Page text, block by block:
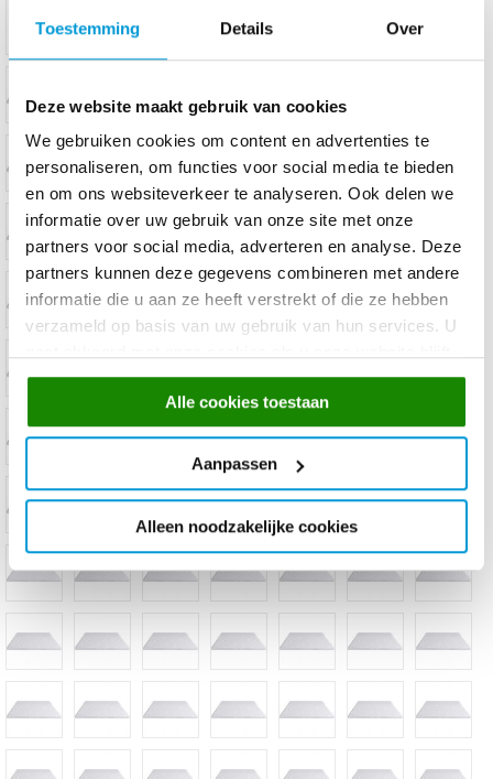
Toestemming Details Over
Deze website maakt gebruik van cookies
We gebruiken cookies om content en advertenties te
personaliseren, om functies voor social media te bieden
en om ons websiteverkeer te analyseren. Ook delen we
informatie over uw gebruik van onze site met onze
partners voor social media, adverteren en analyse. Deze
partners kunnen deze gegevens combineren met andere
informatie die u aan ze heeft verstrekt of die ze hebben
verzameld op basis van uw gebruik van hun services. U
gebruiken.
Alle cookies toestaan
Aanpassen
Alleen noodzakelijke cookies